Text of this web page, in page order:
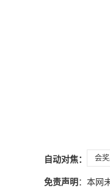
自动对焦： 会
免责声明 ：本网